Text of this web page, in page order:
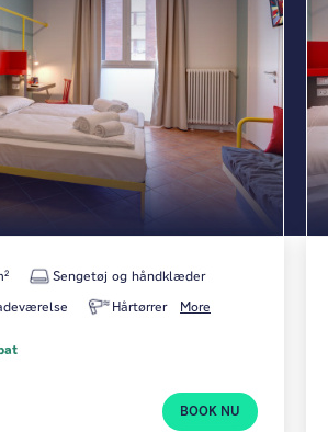
More
Sengetøj og håndklæder
Hårtørrer
BOOK NU